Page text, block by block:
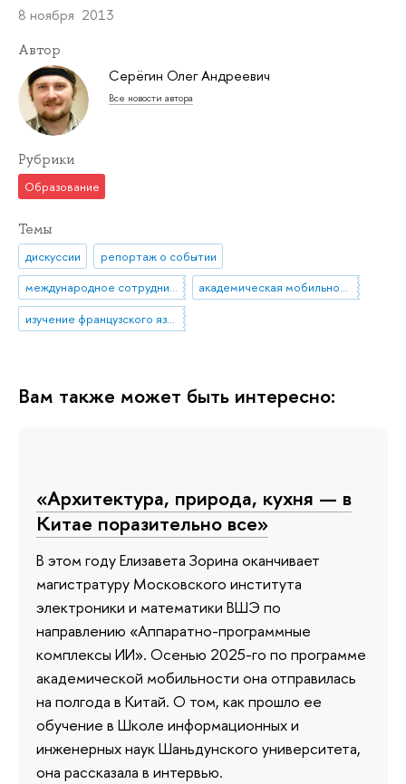
8 ноября 2013
Автор
Серёгин Олег Андреевич
Все новости автора
Рубрики
Образование
Темы
дискуссии
репортаж о событии
международное сотрудничество
академическая мобильность
изучение французского языка
Вам также может быть интересно:
«Архитектура, природа, кухня — в
Китае поразительно все»
В этом году Елизавета Зорина оканчивает
магистратуру Московского института
электроники и математики ВШЭ по
направлению «Аппаратно-программные
комплексы ИИ». Осенью 2025-го по программе
академической мобильности она отправилась
на полгода в Китай. О том, как прошло ее
обучение в Школе информационных и
инженерных наук Шаньдунского университета,
она рассказала в интервью.